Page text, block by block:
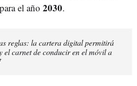
el año 2030.
reglas: la cartera digital permitirá
el carnet de conducir en el móvil a